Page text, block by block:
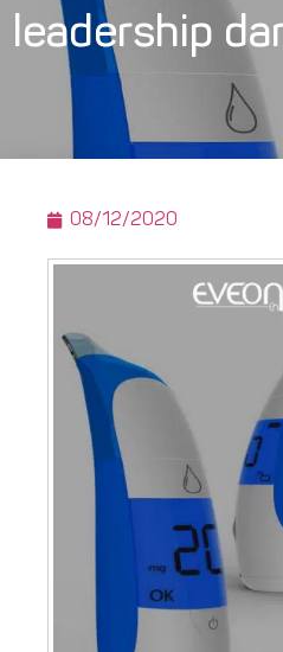
leadership
08/12/2020